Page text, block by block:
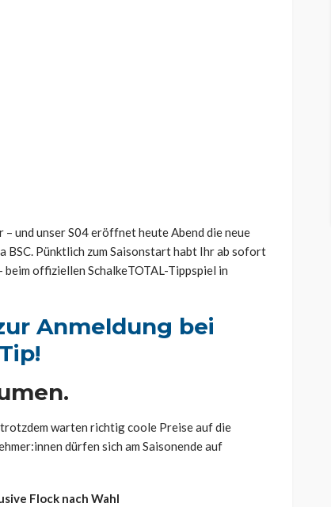
und unser S04 eröffnet heute Abend die neue
Pünktlich zum Saisonstart habt Ihr ab sofort
offiziellen SchalkeTOTAL-Tippspiel in
Anmeldung bei
warten richtig coole Preise auf die
dürfen sich am Saisonende auf
Flock nach Wahl